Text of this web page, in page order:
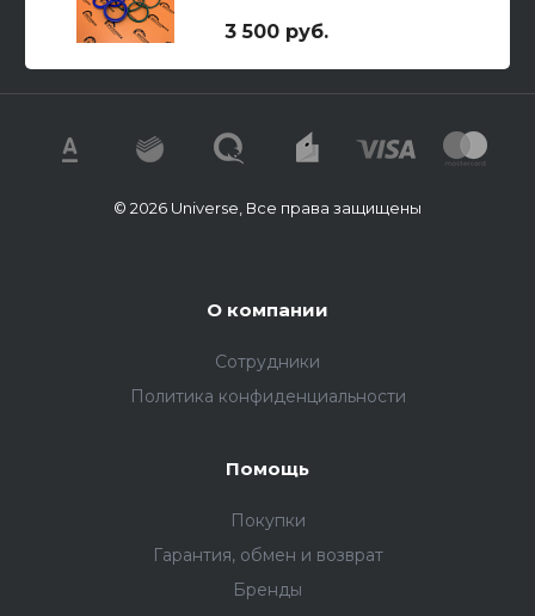
3 500 руб.
© 2026 Universe, Все права защищены
О компании
Сотрудники
Политика конфиденциальности
Помощь
Покупки
Гарантия, обмен и возврат
Бренды